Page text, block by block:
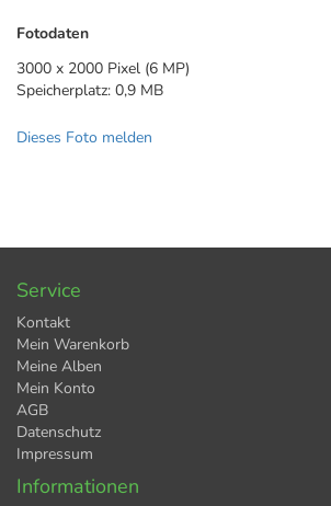
Fotodaten
3000 x 2000 Pixel (6 MP)
Speicherplatz: 0,9 MB
Dieses Foto melden
Service
Kontakt
Mein Warenkorb
Meine Alben
Mein Konto
AGB
Datenschutz
Impressum
Informationen